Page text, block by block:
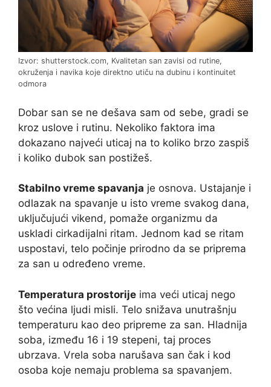
Izvor: shutterstock.com, Kvalitetan san zavisi od rutine,
okruženja i navika koje direktno utiču na dubinu i kontinuitet
odmora
Dobar san se ne dešava sam od sebe, gradi se
kroz uslove i rutinu. Nekoliko faktora ima
dokazano najveći uticaj na to koliko brzo zaspiš
i koliko dubok san postižeš.
Stabilno vreme spavanja je osnova. Ustajanje i
odlazak na spavanje u isto vreme svakog dana,
uključujući vikend, pomaže organizmu da
uskladi cirkadijalni ritam. Jednom kad se ritam
uspostavi, telo počinje prirodno da se priprema
za san u određeno vreme.
Temperatura prostorije ima veći uticaj nego
što većina ljudi misli. Telo snižava unutrašnju
temperaturu kao deo pripreme za san. Hladnija
soba, između 16 i 19 stepeni, taj proces
ubrzava. Vrela soba narušava san čak i kod
osoba koje nemaju problema sa spavanjem.